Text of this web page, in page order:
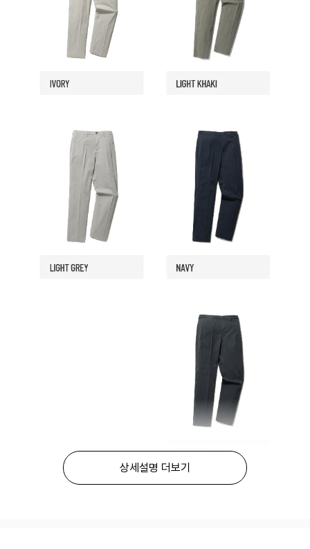
상세설명 더보기